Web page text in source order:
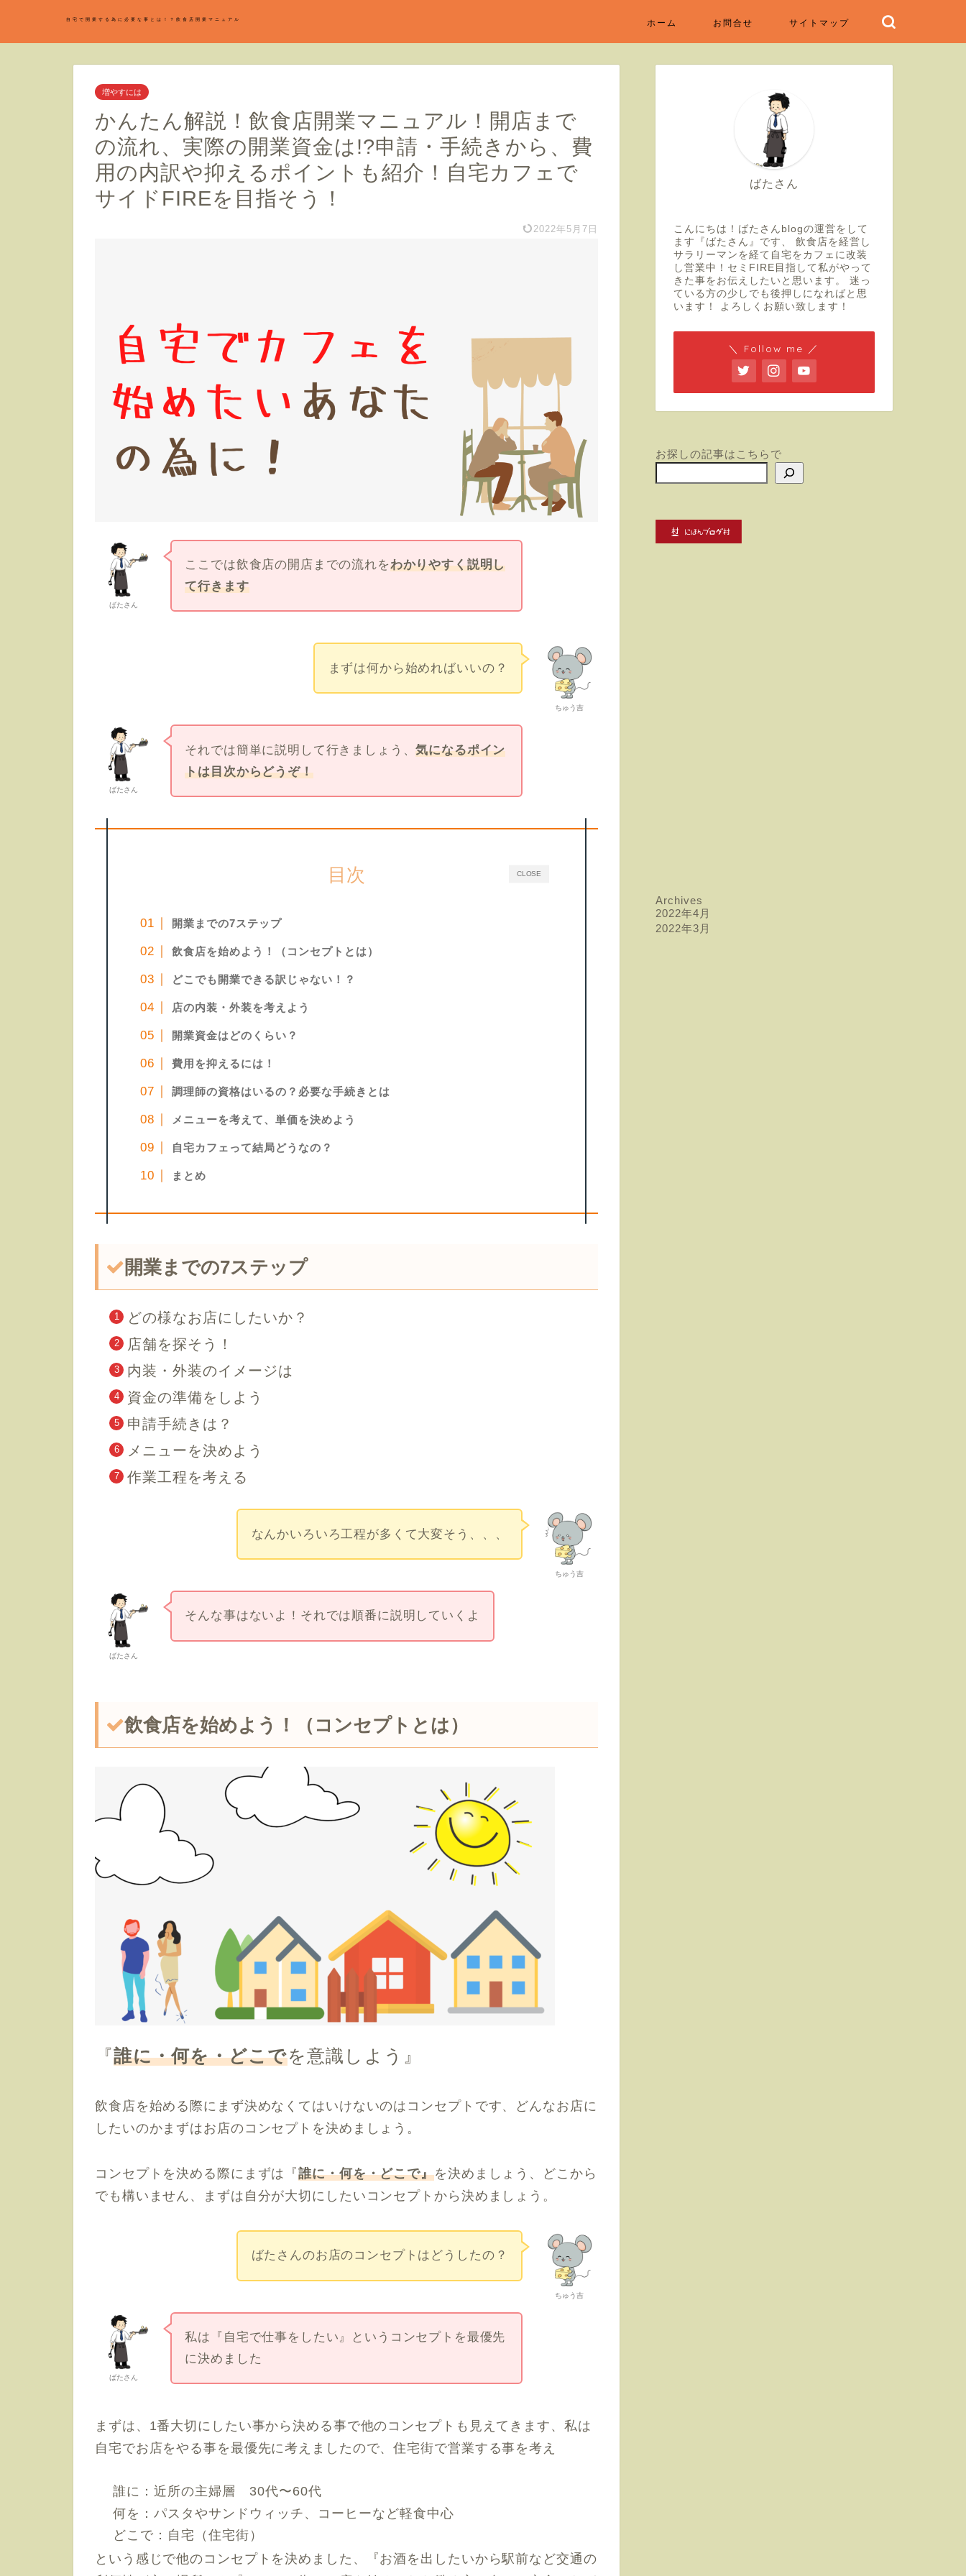
自宅で開業する為に必要な事とは！？飲食店開業マニュアル ホーム お問合せ サイトマップ
増やすには
かんたん解説！飲食店開業マニュアル！開店まで
の流れ、実際の開業資金は!?申請・手続きから、費
用の内訳や抑えるポイントも紹介！自宅カフェで
サイドFIREを目指そう！
2022年5月7日
ばたさん
ここでは飲食店の開店までの流れをわかりやすく説明し
て行きます
ちゅう吉
まずは何から始めればいいの？
ばたさん
それでは簡単に説明して行きましょう、気になるポイン
トは目次からどうぞ！
CLOSE
目次
開業までの7ステップ
飲食店を始めよう！（コンセプトとは）
どこでも開業できる訳じゃない！？
店の内装・外装を考えよう
開業資金はどのくらい？
費用を抑えるには！
調理師の資格はいるの？必要な手続きとは
メニューを考えて、単価を決めよう
自宅カフェって結局どうなの？
まとめ
開業までの7ステップ
どの様なお店にしたいか？
店舗を探そう！
内装・外装のイメージは
資金の準備をしよう
申請手続きは？
メニューを決めよう
作業工程を考える
ちゅう吉
なんかいろいろ工程が多くて大変そう、、、
ばたさん
そんな事はないよ！それでは順番に説明していくよ
飲食店を始めよう！（コンセプトとは）
『誰に・何を・どこでを意識しよう』
飲食店を始める際にまず決めなくてはいけないのはコンセプトです、どんなお店に
したいのかまずはお店のコンセプトを決めましょう。
コンセプトを決める際にまずは『誰に・何を・どこで』を決めましょう、どこから
でも構いません、まずは自分が大切にしたいコンセプトから決めましょう。
ちゅう吉
ばたさんのお店のコンセプトはどうしたの？
ばたさん
私は『自宅で仕事をしたい』というコンセプトを最優先
に決めました
まずは、1番大切にしたい事から決める事で他のコンセプトも見えてきます、私は
自宅でお店をやる事を最優先に考えましたので、住宅街で営業する事を考え
誰に：近所の主婦層 30代〜60代
何を：パスタやサンドウィッチ、コーヒーなど軽食中心
どこで：自宅（住宅街）
という感じで他のコンセプトを決めました、『お酒を出したいから駅前など交通の
ばたさん
こんにちは！ばたさんblogの運営をして
ます『ばたさん』です、 飲食店を経営し
サラリーマンを経て自宅をカフェに改装
し営業中！セミFIRE目指して私がやって
きた事をお伝えしたいと思います。 迷っ
ている方の少しでも後押しになればと思
います！ よろしくお願い致します！
＼ Follow me ／
お探しの記事はこちらで
Archives
2022年4月
2022年3月